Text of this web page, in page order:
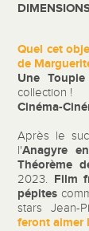
Quel cet
de
Une Toupie
collection !
Cinéma-
Après le
l'Anagyre
Théorème
2023. Film
pépites
stars Jean-
ferontaimer